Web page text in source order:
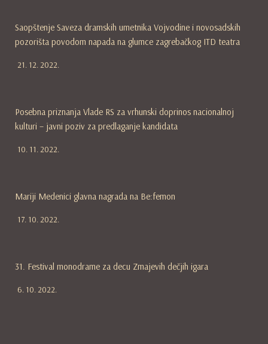
Saopštenje Saveza dramskih umetnika Vojvodine i novosadskih
pozorišta povodom napada na glumce zagrebačkog ITD teatra
21. 12. 2022.
Posebna priznanja Vlade RS za vrhunski doprinos nacionalnoj
kulturi – javni poziv za predlaganje kandidata
10. 11. 2022.
Mariji Medenici glavna nagrada na Be:femon
17. 10. 2022.
31. Festival monodrame za decu Zmajevih dečjih igara
6. 10. 2022.